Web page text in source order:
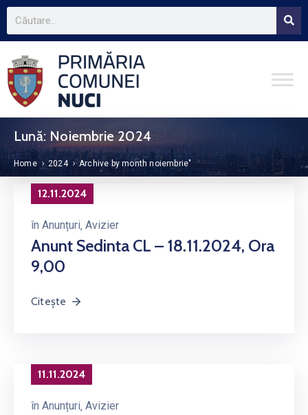
Lună: Noiembrie 2024
Home 2024 Archive by month noiembrie"
12.11.2024
în Anunțuri‚ Avizier
Anunt Sedinta CL – 18.11.2024, Ora
9,00
Citește
11.11.2024
în Anunțuri Avizier